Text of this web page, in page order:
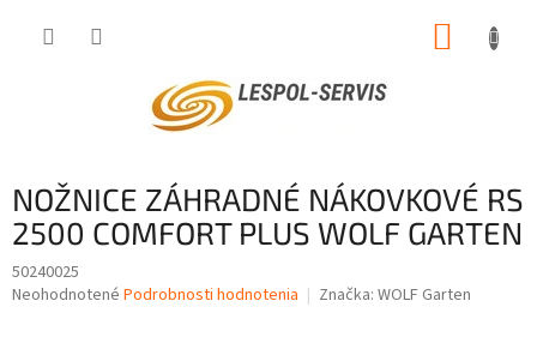
NOŽNICE ZÁHRADNÉ NÁKOVKOVÉ RS
2500 COMFORT PLUS WOLF GARTEN
50240025
Priemerné
Neohodnotené Podrobnosti hodnotenia Značka: WOLF Garten